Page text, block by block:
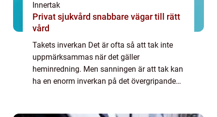
Innertak
Privat sjukvård snabbare vägar till rätt
vård
Takets inverkan Det är ofta så att tak inte
uppmärksammas när det gäller
heminredning. Men sanningen är att tak kan
ha en enorm inverkan på det övergripande